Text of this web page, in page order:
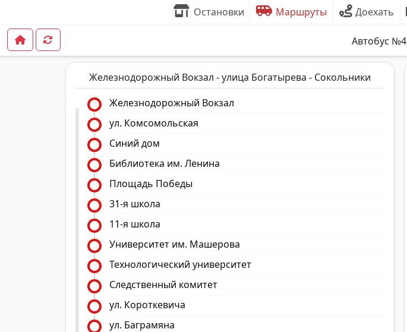
Остановки Маршруты Доехать
Автобус №4
Железнодорожный Вокзал - улица Богатырева - Сокольники
Железнодорожный Вокзал
ул. Комсомольская
Синий дом
Библиотека им. Ленина
Площадь Победы
31-я школа
11-я школа
Университет им. Машерова
Технологический университет
Следственный комитет
ул. Короткевича
ул. Баграмяна